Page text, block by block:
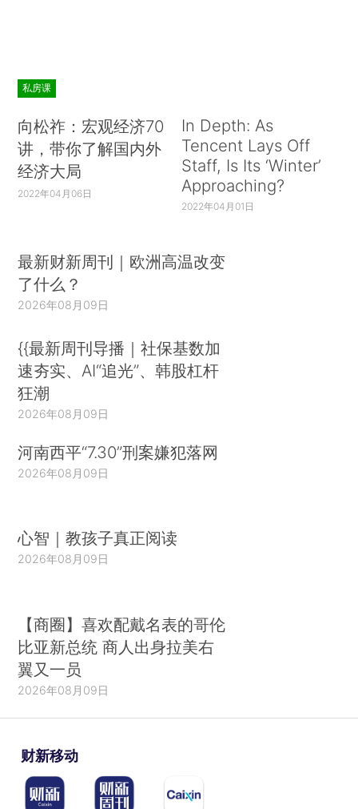
私房课
向松祚：宏观经济70
讲，带你了解国内外
经济大局
2022年04月06日
In Depth: As
Tencent Lays Off
Staff, Is Its ‘Winter’
Approaching?
2022年04月01日
最新财新周刊｜欧洲高温改变
了什么？
2026年08月09日
{{最新周刊导播｜社保基数加
速夯实、AI“追光”、韩股杠杆
狂潮
2026年08月09日
河南西平“7.30”刑案嫌犯落网
2026年08月09日
心智｜教孩子真正阅读
2026年08月09日
【商圈】喜欢配戴名表的哥伦
比亚新总统 商人出身拉美右
翼又一员
2026年08月09日
财新移动